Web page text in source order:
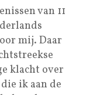
van 11
mij. Daar
klacht over
ik aan de